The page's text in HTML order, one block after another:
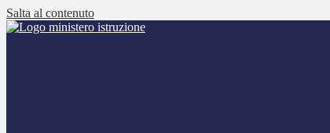
Salta al contenuto